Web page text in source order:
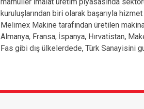
kuruluşlarından biri olarak başarıyla
Melimex Makine tarafından üretilen
Almanya, Fransa, İspanya, Hırvatistan,
Fas gibi dış ülkelerdede, Türk Sanayisini